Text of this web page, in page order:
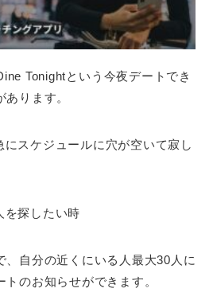
Tonightという今夜デートでき
ります。
にスケジュールに穴が空いて寂し
を探したい時
、自分の近くにいる人最大30人に
のお知らせができます。